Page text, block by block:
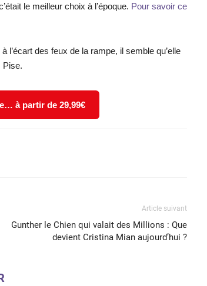
le meilleur choix à l’époque. Pour savoir ce
l’écart des feux de la rampe, il semble qu’elle
Pise.
à partir de 29,99€
Article suivant
Gunther le Chien qui valait des Millions : Que
devient Cristina Mian aujourd’hui ?